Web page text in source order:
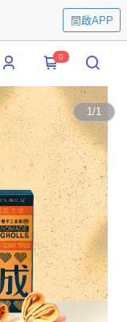
開啟APP
0
1/1